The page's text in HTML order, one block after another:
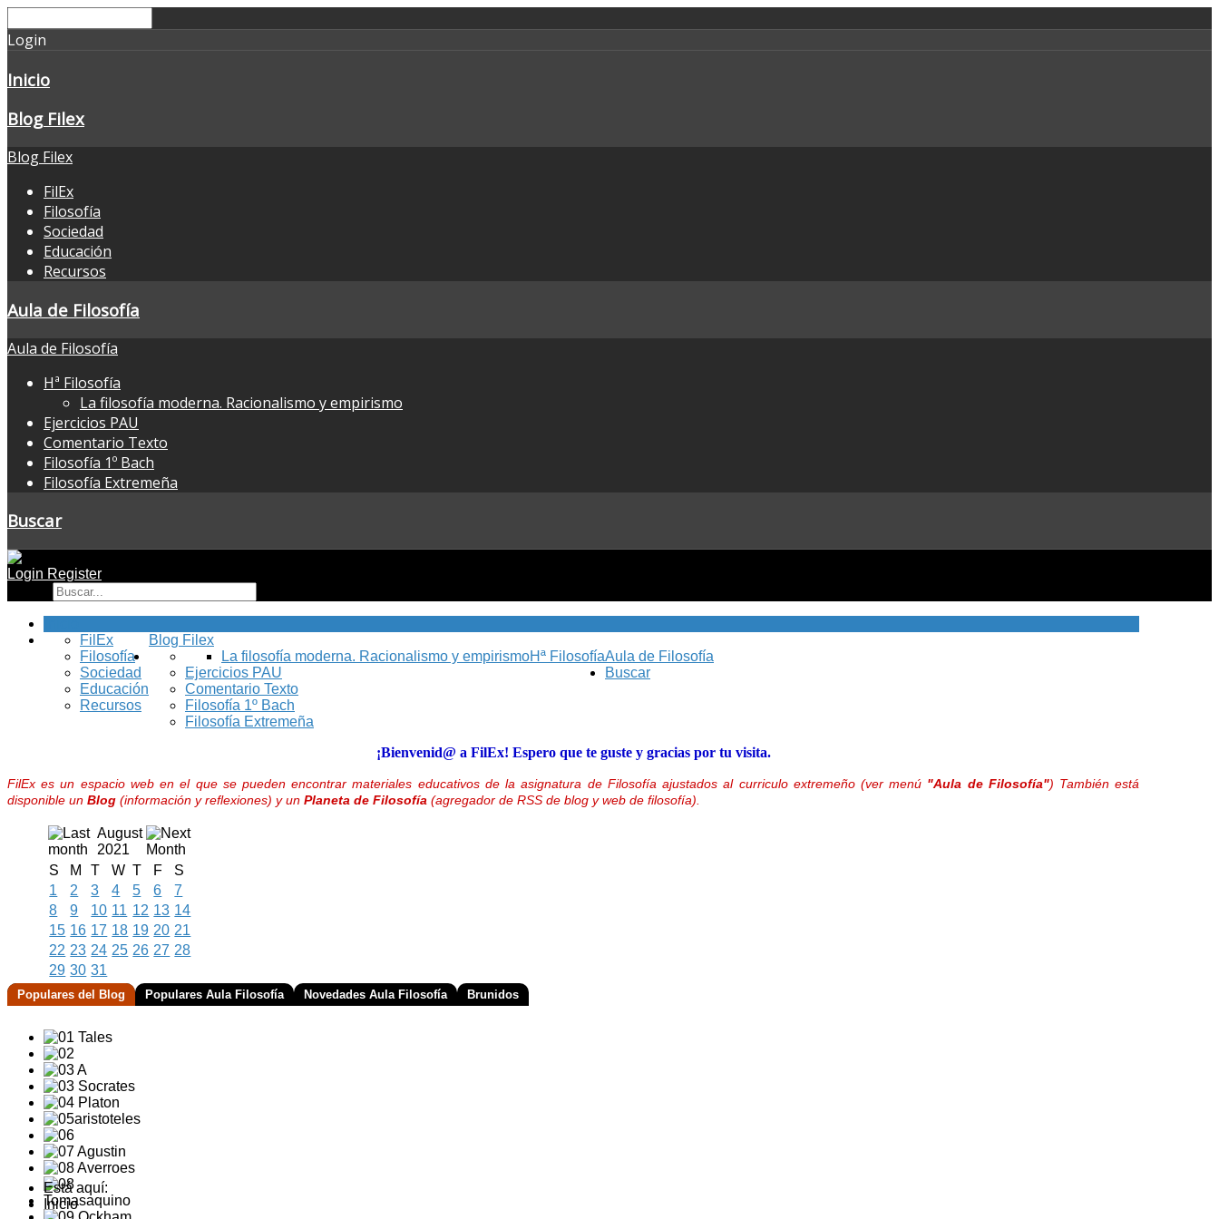
Login
Inicio
Blog Filex
Blog Filex
FilEx
Filosofía
Sociedad
Educación
Recursos
Aula de Filosofía
Aula de Filosofía
Hª Filosofía
La filosofía moderna. Racionalismo y empirismo
Ejercicios PAU
Comentario Texto
Filosofía 1º Bach
Filosofía Extremeña
Buscar
Login Register
Blog Filex
FilEx
Filosofía
Sociedad
Educación
Recursos
Aula de Filosofía
Hª Filosofía
La filosofía moderna. Racionalismo y empirismo
Ejercicios PAU
Comentario Texto
Filosofía 1º Bach
Filosofía Extremeña
Buscar
¡Bienvenid@ a FilEx! Espero que te guste y gracias por tu visita.
FilEx es un espacio web en el que se pueden encontrar materiales educativos de la asignatura de Filosofía ajustados al curriculo extremeño (ver menú "Aula de Filosofía") También está
disponible un Blog (información y reflexiones) y un Planeta de Filosofía (agregador de RSS de blog y web de filosofía).
August
2021
S
M T W T F
S
1
2 3 4 5 6
7
8
9 10 11 12 13 14
15 16 17 18 19 20 21
22 23 24 25 26 27 28
29 30 31
Populares del Blog Populares Aula Filosofía Novedades Aula Filosofía Brunidos
Está aquí:
Inicio